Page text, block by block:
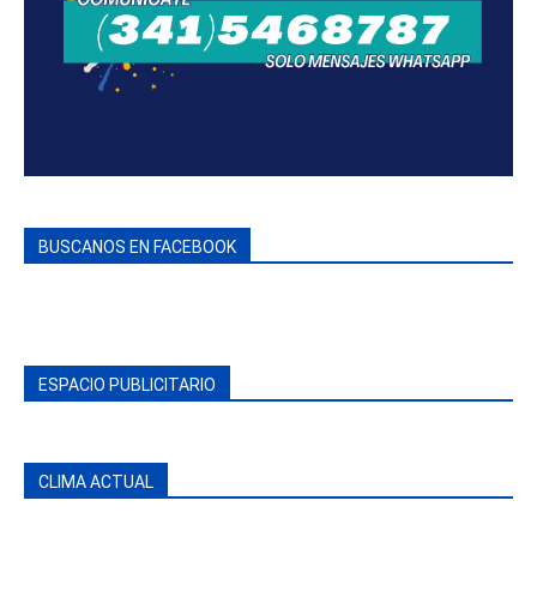
BUSCANOS EN FACEBOOK
ESPACIO PUBLICITARIO
CLIMA ACTUAL